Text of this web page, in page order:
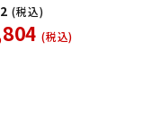
(税込)
(税込)